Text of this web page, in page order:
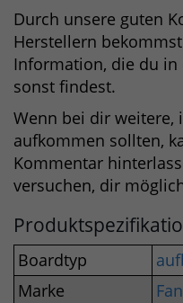
Durch unsere guten
Herstellern
Information, die du
sonst findest.
Wenn bei dir weitere,
aufkommen sollten,
Kommentar
versuchen, dir
Boardtyp
Marke